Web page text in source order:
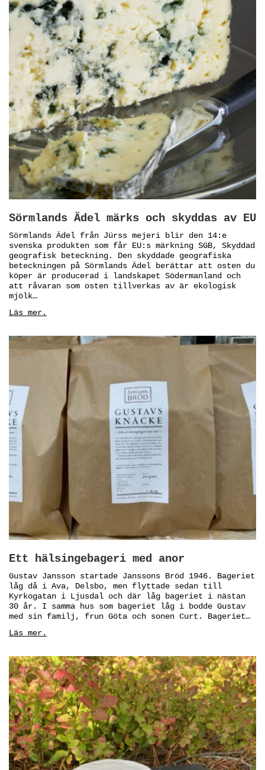
Sörmlands Ädel märks och skyddas av EU
Sörmlands Ädel från Jürss mejeri blir den 14:e
svenska produkten som får EU:s märkning SGB, Skyddad
geografisk beteckning. Den skyddade geografiska
beteckningen på Sörmlands Ädel berättar att osten du
köper är producerad i landskapet Södermanland och
att råvaran som osten tillverkas av är ekologisk
mjölk…
Läs mer.
Ett hälsingebageri med anor
Gustav Jansson startade Janssons Bröd 1946. Bageriet
låg då i Ava, Delsbo, men flyttade sedan till
Kyrkogatan i Ljusdal och där låg bageriet i nästan
30 år. I samma hus som bageriet låg i bodde Gustav
med sin familj, frun Göta och sonen Curt. Bageriet…
Läs mer.